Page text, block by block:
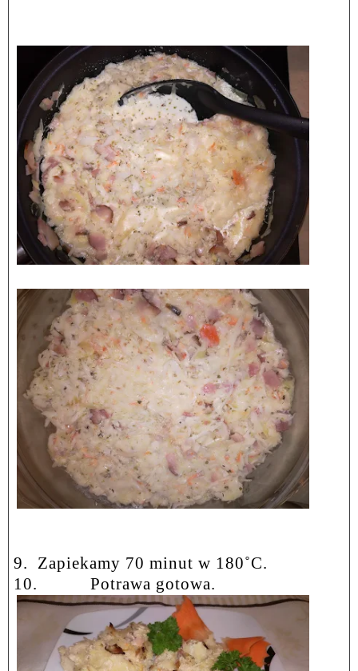
9. Zapiekamy 70 minut w 180˚C.
10.
Potrawa gotowa.